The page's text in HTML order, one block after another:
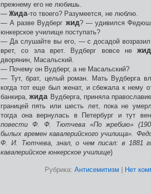
прежнему его не любишь.
— Жида-то твоего? Разумеется, не люблю.
— А разве Вудберг жид? — удивился
юнкерское училище поступать?
— Да слушайте вы его, — с досадой
врет, со зла врет. Вудберг вовсе нежид
дворянин, Масальский.
— Почему он Вудберг, а не Масальский?
— Тут, брат, целый роман. Мать Вудберга
когда тот еще был женат, и сбежала к нему
банкира,жида Вудберга, приняла
границей пять или шесть лет, пока не
тогда она вернулась в Петербург и тут
повести Ф. Ф. Тютчева «По жребию»
былых времен кавалерийского училища».
Ф. И. Тютчева, знал, о чем писал: в 1881
кавалерийское юнкерское училище)
Рубрика: Антисемитизм Нет